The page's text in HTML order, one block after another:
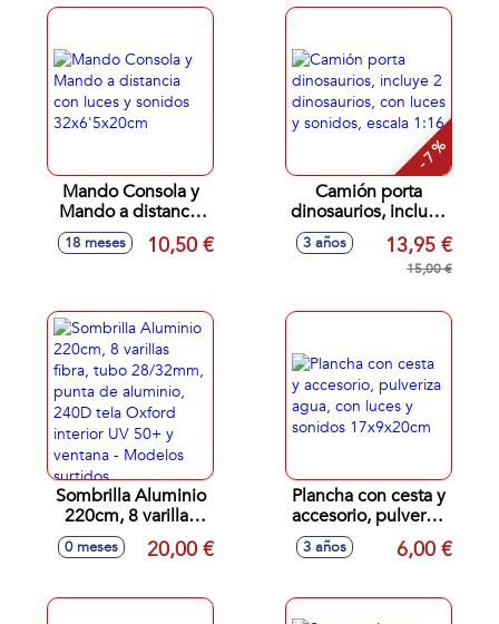
Mando Consola y
Mando a distancia
con luces y sonidos
32x6'5x20cm
18 meses 10,50 €
- 7 %
Camión porta
dinosaurios, incluye
2 dinosaurios, con
luces y sonidos,
escala 1:16
3 años 13,95 €
15,00 €
Sombrilla Aluminio
220cm, 8 varillas
fibra, tubo
28/32mm, punta
tela Oxford interior
0 meses 20,00 €
Plancha con cesta y
accesorio, pulveriza
agua, con luces y
sonidos
3 años 6,00 €